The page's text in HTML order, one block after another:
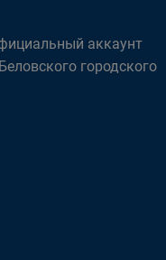
аккаунт
городского